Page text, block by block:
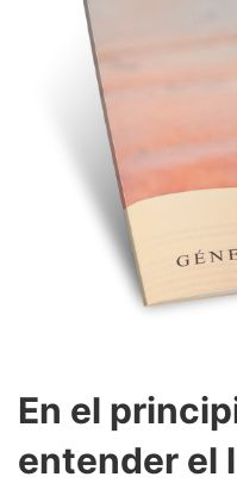
En el
entender el